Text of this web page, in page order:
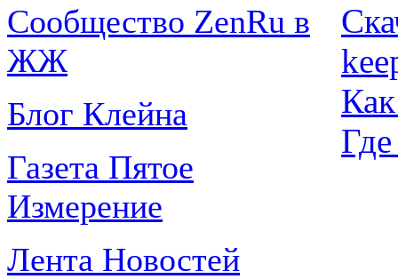
Сообщество ZenRu в
ЖЖ
Блог Клейна
Газета Пятое
Измерение
Лента Новостей